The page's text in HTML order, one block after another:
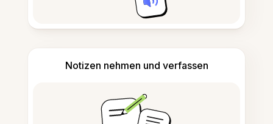
Notizen nehmen und verfassen